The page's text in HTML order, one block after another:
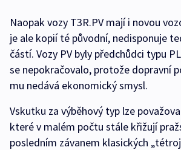
Naopak vozy T3R.PV mají i novou
je ale kopií té původní, nedisponuje
částí. Vozy PV byly předchůdci typu
se nepokračovalo, protože dopravní
mu nedává ekonomický smysl.
Vskutku za výběhový typ lze
které v malém počtu stále křižují
posledním závanem klasických